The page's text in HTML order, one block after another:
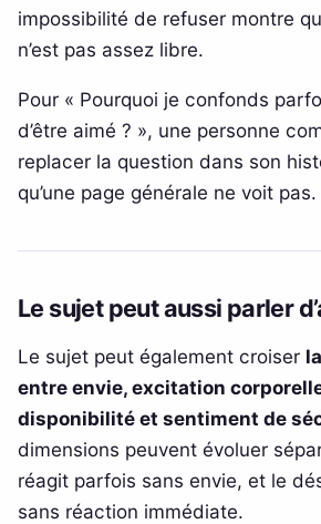
impossibilité de refuser montre
n’est pas assez libre.
Pour « Pourquoi je confonds
d’être aimé ? », une personne
replacer la question dans son
qu’une page générale ne voit pas.
Le sujet peut aussi parler
Le sujet peut également croiser
entre envie, excitation
disponibilité et sentiment de
dimensions peuvent évoluer
réagit parfois sans envie, et le
sans réaction immédiate.